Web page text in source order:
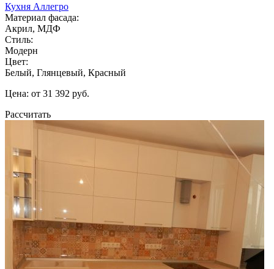
Кухня Аллегро
Материал фасада:
Акрил, МДФ
Стиль:
Модерн
Цвет:
Белый, Глянцевый, Красный
Цена: от 31 392 руб.
Рассчитать